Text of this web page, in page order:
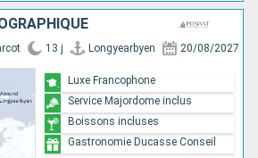
13 j Longyearbyen 20/08/2027
Luxe Francophone
Service Majordome inclus
Boissons incluses
Gastronomie Ducasse Conseil